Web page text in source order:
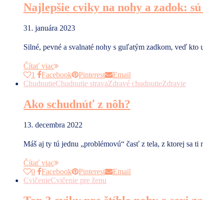
Najlepšie cviky na nohy a zadok:
31. januára 2023
Silné, pevné a svalnaté nohy s guľatým zadkom, veď
Čítať viac
1
Facebook Pinterest
Email
ChudnutieChudnutie stravaZdravé chudnutieZdravie
Ako schudnúť z nôh?
13. decembra 2022
Máš aj ty tú jednu „problémovú“ časť z tela, z ktorej sa
Čítať viac
0
Facebook Pinterest
Email
CvičenieCvičenie pre ženu